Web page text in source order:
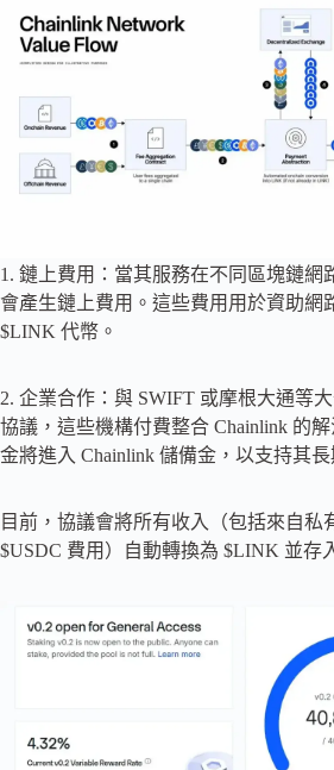
1. 鏈上費用：當其服務在不同區塊鏈網
會產生鏈上費用。這些費用用於資助網
$LINK 代幣。
2. 企業合作：與 SWIFT 或摩根大通等
協議，這些機構付費整合 Chainlink 的
金將進入 Chainlink 儲備金，以支持其長
目前，協議會將所有收入（包括來自私
$USDC 費用）自動轉換為 $LINK 並存